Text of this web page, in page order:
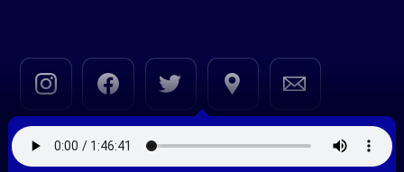
© 2020—2026 |Azul FM 101.9